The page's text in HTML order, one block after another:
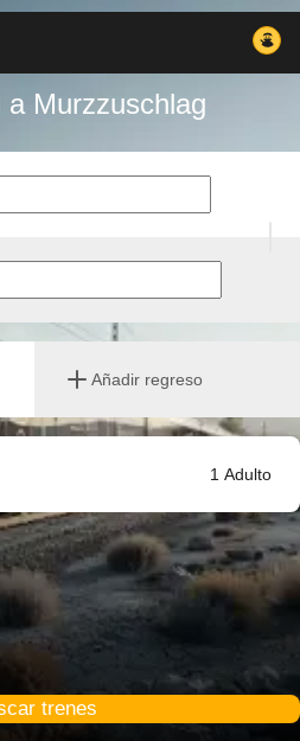
Murzzuschlag
Añadir regreso
1 Adulto
trenes